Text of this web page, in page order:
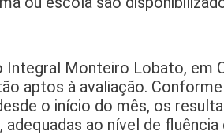
Integral Monteiro Lobato, em
aptos à avaliação.
o início do mês, os
ao nível de